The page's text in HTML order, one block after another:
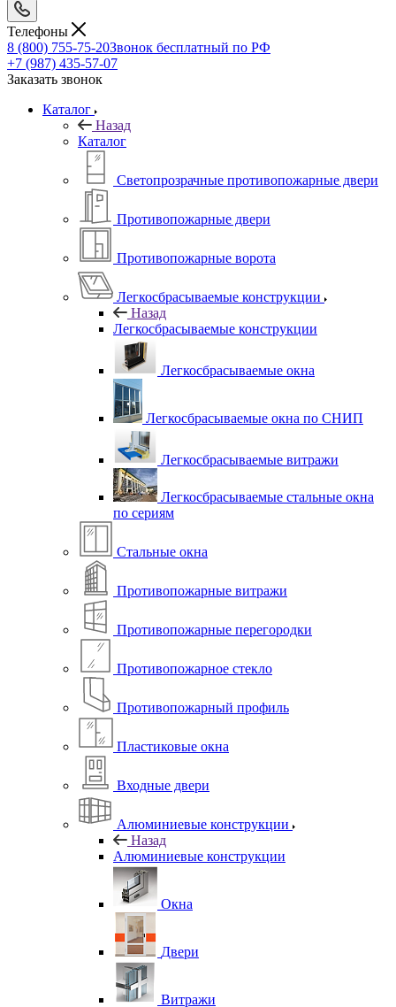
Телефоны
8 (800) 755-75-20Звонок бесплатный по РФ
+7 (987) 435-57-07
Заказать звонок
Каталог
Назад
Каталог
Светопрозрачные противопожарные двери
Противопожарные двери
Противопожарные ворота
Легкосбрасываемые конструкции
Назад
Легкосбрасываемые конструкции
Легкосбрасываемые окна
Легкосбрасываемые окна по СНИП
Легкосбрасываемые витражи
Легкосбрасываемые стальные окна
по сериям
Стальные окна
Противопожарные витражи
Противопожарные перегородки
Противопожарное стекло
Противопожарный профиль
Пластиковые окна
Входные двери
Алюминиевые конструкции
Назад
Алюминиевые конструкции
Окна
Двери
Витражи